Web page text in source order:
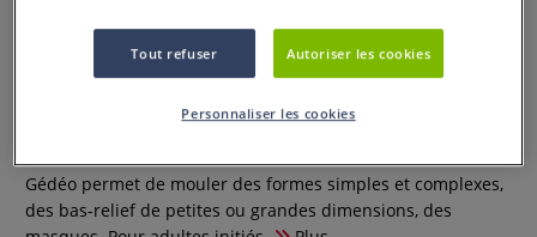
Latex Gédéo
0 Commentaires
Gédéo permet de mouler des formes simples et complexes,
des bas-relief de petites ou grandes dimensions, des
Tout refuser Autoriser les cookies
Personnaliser les cookies